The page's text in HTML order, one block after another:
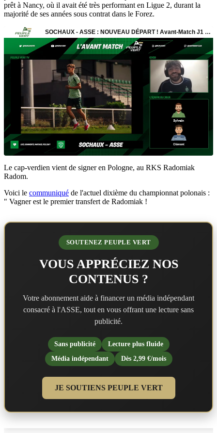
prêt à Nancy, où il avait été très performant en Ligue 2, durant la
majorité de ses années sous contrat dans le Forez.
Le cap-verdien vient de signer en Pologne, au RKS Radomiak
Radom.
Voici le communiqué de l'actuel dixième du championnat polonais :
" Vagner est le premier transfert de Radomiak !
SOUTENEZ PEUPLE VERT
VOUS APPRÉCIEZ NOS
CONTENUS ?
Votre abonnement aide à financer un média indépendant
consacré à l'ASSE, tout en vous offrant une lecture sans
publicité.
Sans publicité
Lecture plus fluide
Média indépendant
Dès 2,99 €/mois
JE SOUTIENS PEUPLE VERT